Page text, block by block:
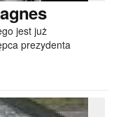
jest już
prezydenta